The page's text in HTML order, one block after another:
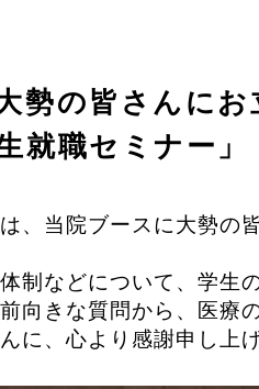
勢の皆さんに
就職セミナー
、当院ブースに大勢
制などについて、学
向きな質問から、医療
に、心より感謝申し上げ